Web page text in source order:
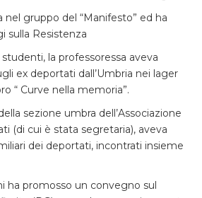
nel gruppo del “Manifesto” ed ha
sulla Resistenza
la professoressa aveva
ex deportati dall’Umbria nei lager
“ Curve nella memoria”.
sezione umbra dell’Associazione
(di cui è stata segretaria), aveva
dei deportati, incontrati insieme
ha promosso un convegno sul